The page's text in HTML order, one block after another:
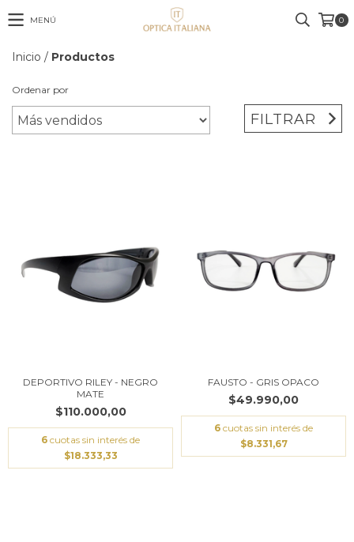
MENÚ 0
Inicio / Productos
Ordenar por
FILTRAR
DEPORTIVO RILEY - NEGRO
MATE
$110.000,00
6 cuotas sin interés de
$18.333,33
FAUSTO - GRIS OPACO
$49.990,00
6 cuotas sin interés de
$8.331,67